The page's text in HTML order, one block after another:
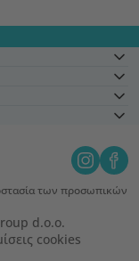
των προσωπικών
d.o.o.
cookies